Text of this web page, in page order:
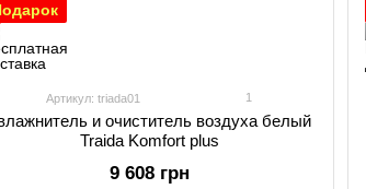
Артикул: triada01 1
и очиститель воздуха белый
Traida Komfort plus
9 608 грн